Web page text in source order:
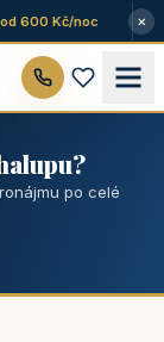
600 Kč/noc ×
po celé